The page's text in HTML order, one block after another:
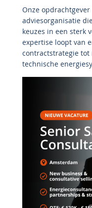
Onze
adviesorganisatie
keuzes in een sterk
expertise loopt van
contractstrategie
technische